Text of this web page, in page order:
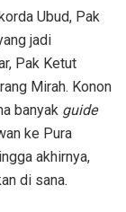
Ubud, Pak
jadi
Pak Ketut
Mirah. Konon
banyak guide
ke Pura
akhirnya,
di sana.